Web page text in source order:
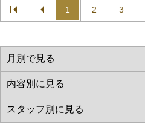
1 2 3